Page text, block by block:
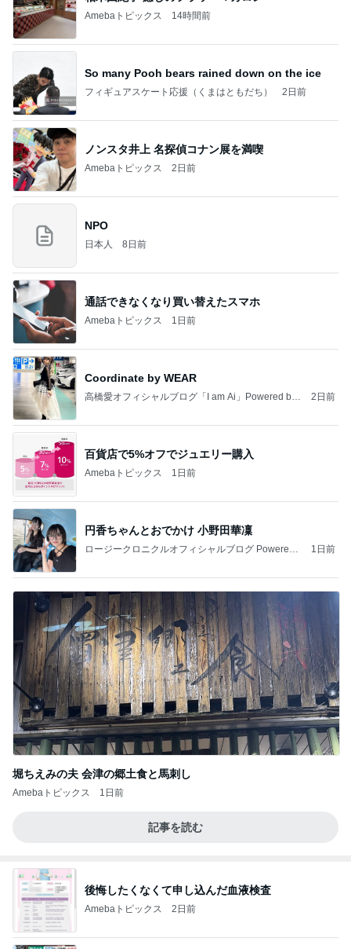
Amebaトピックス 14時間前
So many Pooh bears rained down on the ice
フィギュアスケート応援（くまはともだち） 2日前
ノンスタ井上 名探偵コナン展を満喫
Amebaトピックス 2日前
NPO
日本人 8日前
通話できなくなり買い替えたスマホ
Amebaトピックス 1日前
Coordinate by WEAR
高橋愛オフィシャルブログ「I am Ai」Powered by
2日前
百貨店で5%オフでジュエリー購入
Amebaトピックス 1日前
円香ちゃんとおでかけ 小野田華凜
ロージークロニクルオフィシャルブログ Powered
1日前
堀ちえみの夫 会津の郷土食と馬刺し
Amebaトピックス 1日前
記事を読む
後悔したくなくて申し込んだ血液検査
Amebaトピックス 2日前